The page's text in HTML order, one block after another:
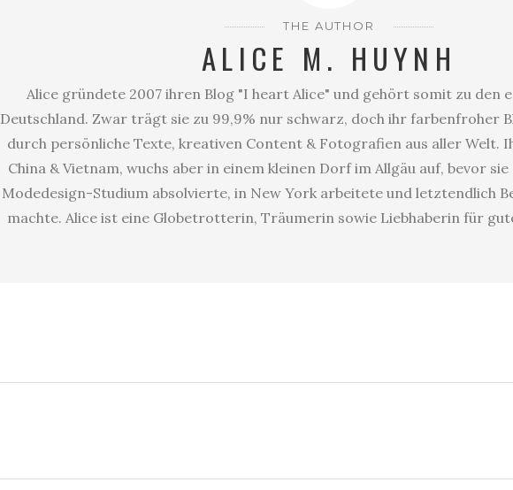
THE AUTHOR
ALICE M. HUYNH
Alice gründete 2007 ihren Blog "I heart Alice" und gehört somit zu den
Deutschland. Zwar trägt sie zu 99,9% nur schwarz, doch ihr farbenfroher
durch persönliche Texte, kreativen Content & Fotografien aus aller Welt.
China & Vietnam, wuchs aber in einem kleinen Dorf im Allgäu auf, bevor
Modedesign-Studium absolvierte, in New York arbeitete und letztendlich
machte. Alice ist eine Globetrotterin, Träumerin sowie Liebhaberin für